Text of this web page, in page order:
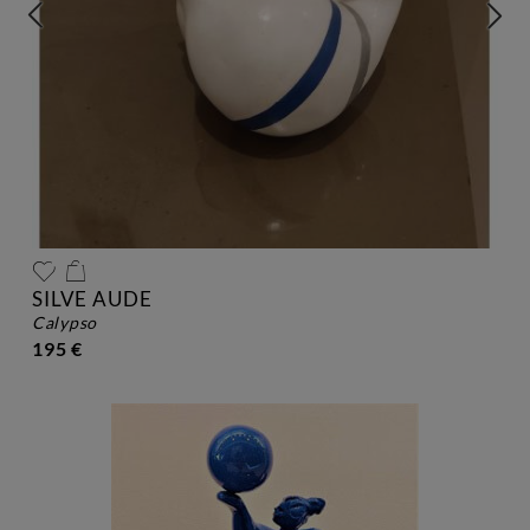
SILVE AUDE
calypso
195 €